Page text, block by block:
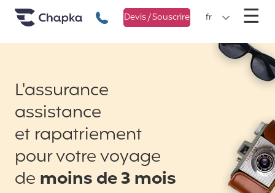
Chapka Assurances Voyages
+33 1 74 85 50 50
Devis / Souscrire fr ☰
L'assurance
assistance
et rapatriement
pour votre voyage
de moins de 3 mois